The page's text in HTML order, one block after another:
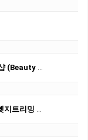
Rental )
/ 터프 시공